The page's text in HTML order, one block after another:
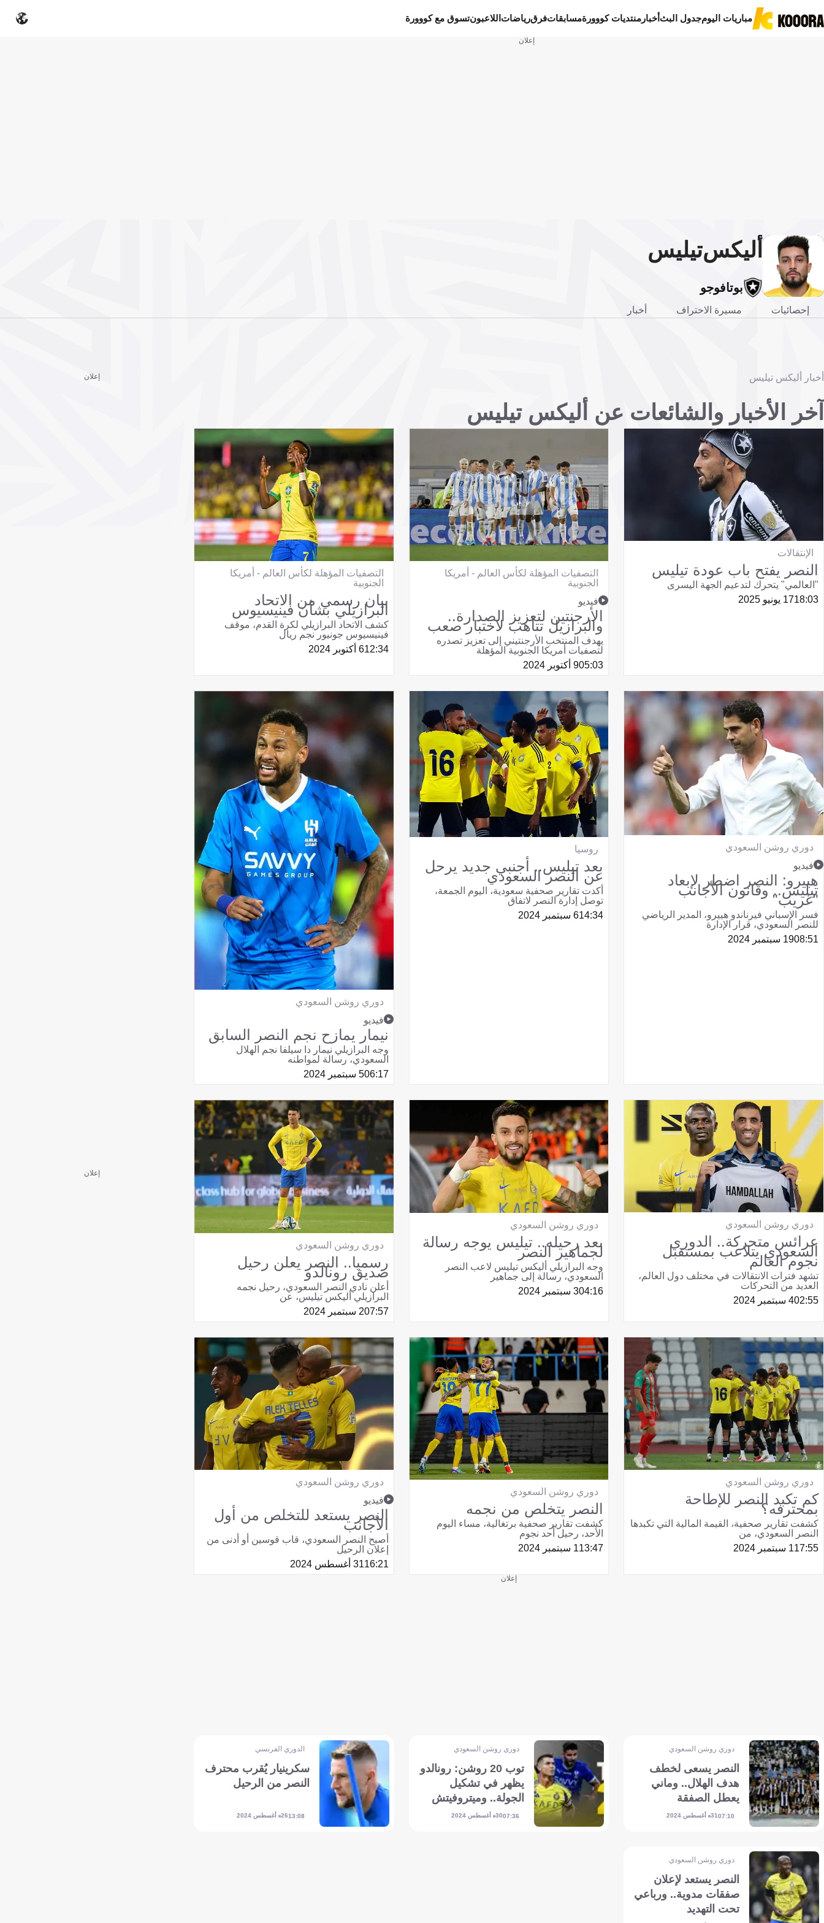
مباريات اليومجدول البثأخبار منتديات كووورةمسابقاتفرقرياضات اللاعبونتسوق مع كووورة
إعلان
أليكستيليس
بوتافوجو
إحصائيات مسيرة الاحتراف أخبار
أخبار أليكس تيليس
آخر الأخبار والشائعات عن أليكس تيليس
الإنتقالات
النصر يفتح باب عودة تيليس
"العالمي" يتحرك لتدعيم الجهة اليسرى
18:0317 يونيو 2025
التصفيات المؤهلة لكأس العالم - أمريكا
الجنوبية
فيديو
الأرجنتين لتعزيز الصدارة..
والبرازيل تتأهب لاختبار صعب
يهدف المنتخب الأرجنتيني إلى تعزيز تصدره
لتصفيات أمريكا الجنوبية المؤهلة
05:039 أكتوبر 2024
التصفيات المؤهلة لكأس العالم - أمريكا
الجنوبية
بيان رسمي من الاتحاد
البرازيلي بشأن فينيسيوس
كشف الاتحاد البرازيلي لكرة القدم، موقف
فينيسيوس جونيور نجم ريال
12:346 أكتوبر 2024
دوري روشن السعودي
فيديو
هييرو: النصر اضطر لإبعاد
تيليس.. وقانون الأجانب
"غريب"
فسر الإسباني فيرناندو هييرو، المدير الرياضي
للنصر السعودي، قرار الإدارة
08:5119 سبتمبر 2024
روسيا
بعد تيليس.. أجنبي جديد يرحل
عن النصر السعودي
أكدت تقارير صحفية سعودية، اليوم الجمعة،
توصل إدارة النصر لاتفاق
14:346 سبتمبر 2024
دوري روشن السعودي
فيديو
نيمار يمازح نجم النصر السابق
وجه البرازيلي نيمار دا سيلفا نجم الهلال
السعودي، رسالة لمواطنه
06:175 سبتمبر 2024
دوري روشن السعودي
عرائس متحركة.. الدوري
السعودي يتلاعب بمستقبل
نجوم العالم
تشهد فترات الانتقالات في مختلف دول العالم،
العديد من التحركات
02:554 سبتمبر 2024
دوري روشن السعودي
بعد رحيله.. تيليس يوجه رسالة
لجماهير النصر
وجه البرازيلي أليكس تيليس لاعب النصر
السعودي، رسالة إلى جماهير
04:163 سبتمبر 2024
دوري روشن السعودي
رسميا.. النصر يعلن رحيل
صديق رونالدو
أعلن نادي النصر السعودي، رحيل نجمه
البرازيلي أليكس تيليس، عن
07:572 سبتمبر 2024
دوري روشن السعودي
كم تكبد النصر للإطاحة
بمحترفه؟
كشفت تقارير صحفية، القيمة المالية التي تكبدها
النصر السعودي، من
17:551 سبتمبر 2024
دوري روشن السعودي
النصر يتخلص من نجمه
كشفت تقارير صحفية برتغالية، مساء اليوم
الأحد، رحيل أحد نجوم
13:471 سبتمبر 2024
دوري روشن السعودي
فيديو
النصر يستعد للتخلص من أول
الأجانب
أصبح النصر السعودي، قاب قوسين أو أدنى من
إعلان الرحيل
16:2131 أغسطس 2024
إعلان
دوري روشن السعودي
النصر يسعى لخطف
هدف الهلال.. وماني
يعطل الصفقة
07:1031 أغسطس 2024
دوري روشن السعودي
توب 20 روشن: رونالدو
يظهر في تشكيل
الجولة.. وميتروفيتش
يتصدر السباق
07:3630 أغسطس 2024
الدوري الفرنسي
سكرينيار يُقرب محترف
النصر من الرحيل
13:0826 أغسطس 2024
دوري روشن السعودي
النصر يستعد لإعلان
صفقات مدوية.. ورباعي
تحت التهديد
إعلان
إعلان